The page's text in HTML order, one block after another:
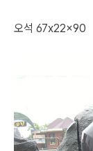
오석 67x22x90